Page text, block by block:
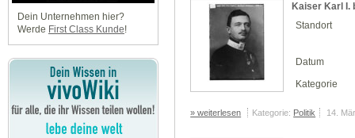
Dein Unternehmen hier?
Werde First Class Kunde!
Kaiser Karl I.
Standort
Datum
Kategorie
» weiterlesen Kategorie: Politik 14.